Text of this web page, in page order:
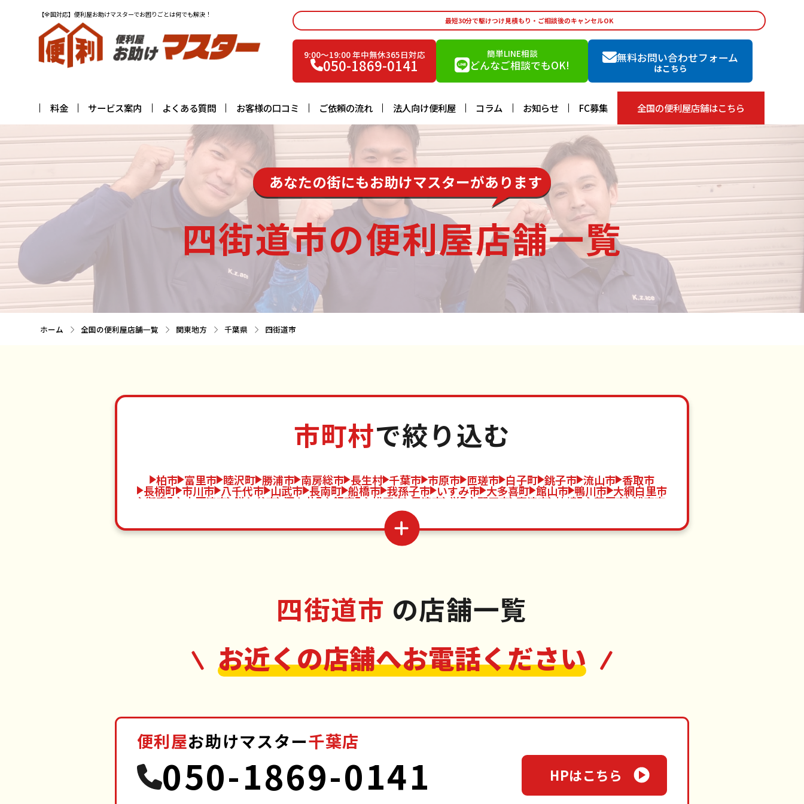
【全国対応】便利屋お助けマスターでお困りごとは何でも解決！
最短30分で駆けつけ見積もり・ご相談後のキャンセルOK
9:00〜19:00 年中無休365日対応
050-1869-0141
簡単LINE相談
どんなご相談でもOK!
無料お問い合わせフォーム
はこちら
料金 サービス案内 よくある質問 お客様の口コミ ご依頼の流れ 法人向け便利屋 コラム お知らせ FC募集 全国の便利屋店舗はこちら
あなたの街にもお助けマスターがあります
四街道市の便利屋店舗一覧
ホーム 全国の便利屋店舗一覧 関東地方 千葉県 四街道市
市町村で絞り込む
柏市 富里市 睦沢町 勝浦市 南房総市 長生村 千葉市 市原市 匝瑳市 白子町 銚子市 流山市 香取市
長柄町 市川市 八千代市 山武市 長南町 船橋市 我孫子市 いすみ市 大多喜町 館山市 鴨川市 大網白里市
御宿町 木更津市 鎌ケ谷市 酒々井町 鋸南町 松戸市 君津市 栄町 野田市 富津市 神崎町 茂原市 浦安市
袖ケ浦市 九十九里町
習志野市 白井市
四街道市 の店舗一覧
お近くの店舗へお電話ください
便利屋お助けマスター千葉店
050-1869-0141 HPはこちら